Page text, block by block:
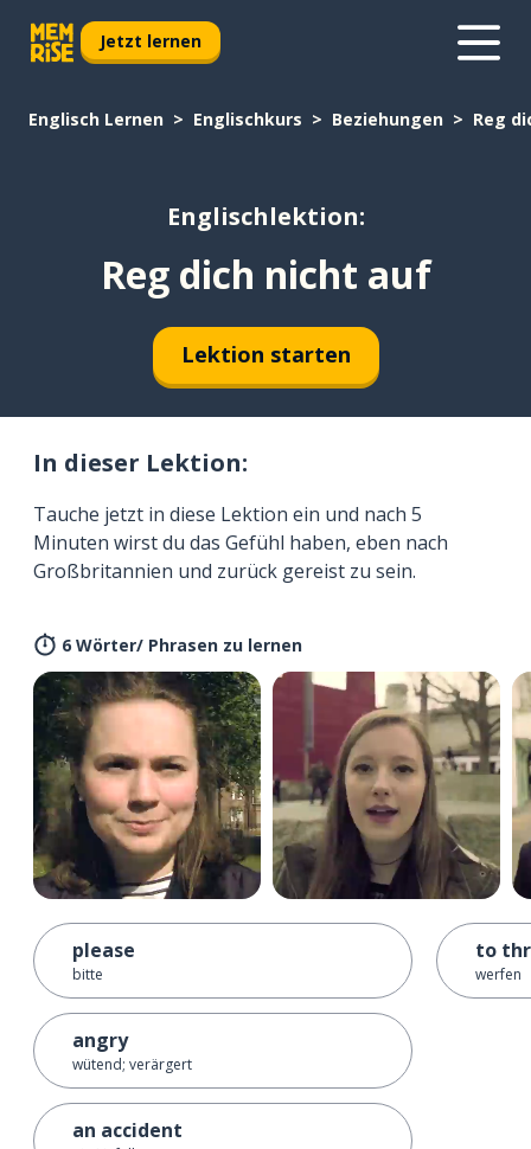
Jetzt lernen
Englisch Lernen Englischkurs Beziehungen Reg
Englischlektion:
Reg dich nicht auf
Lektion starten
In dieser Lektion:
Tauche jetzt in diese Lektion ein und nach 5
Minuten wirst du das Gefühl haben, eben nach
Großbritannien und zurück gereist zu sein.
6 Wörter/ Phrasen zu lernen
please
bitte
angry
wütend; verärgert
an accident
to
werfen